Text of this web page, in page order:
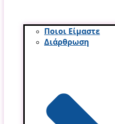
Ποιοι Είμαστε
Διάρθρωση